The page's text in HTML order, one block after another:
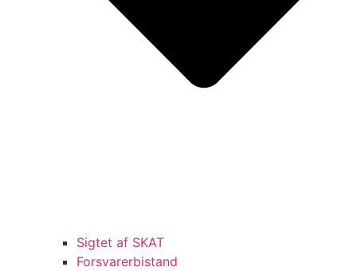
Sigtet af SKAT
Forsvarerbistand